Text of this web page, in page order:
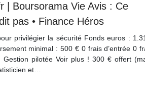
| Boursorama Vie Avis : Ce
pas • Finance Héros
privilégier la sécurité Fonds euros :
minimal : 500 € 0 frais d’entrée 0
Gestion pilotée Voir plus ! 300 € offert
et…